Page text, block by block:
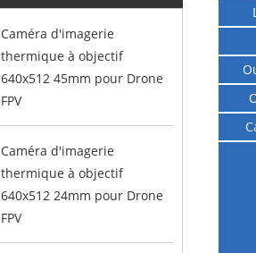
Caméra d'imagerie
thermique à objectif
640x512 45mm pour Drone
FPV
Caméra d'imagerie
thermique à objectif
640x512 24mm pour Drone
FPV